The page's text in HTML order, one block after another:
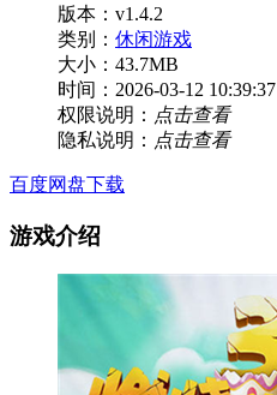
版本：v1.4.2
类别： 休闲游戏
大小：43.7MB
时间：2026-03-12 10:39:37
权限说明： 点击查看
隐私说明： 点击查看
百度网盘下载
游戏介绍